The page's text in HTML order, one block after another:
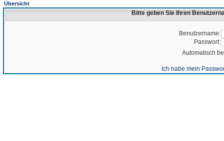
Übersicht
Bitte geben Sie Ihren
Benutzername:
Passwort:
Automatisch
Ich habe mein